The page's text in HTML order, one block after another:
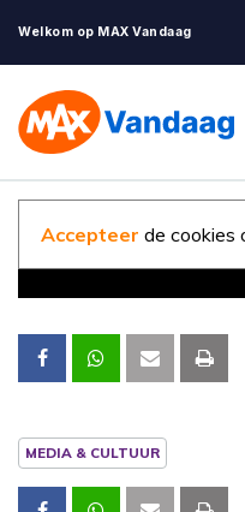
Welkom op MAX Vandaag
Accepteer de cookies
MEDIA & CULTUUR